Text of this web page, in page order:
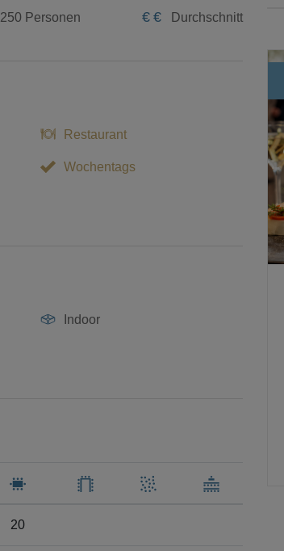
250 Personen € € Durchschnitt
Restaurant
Wochentags
Indoor
20